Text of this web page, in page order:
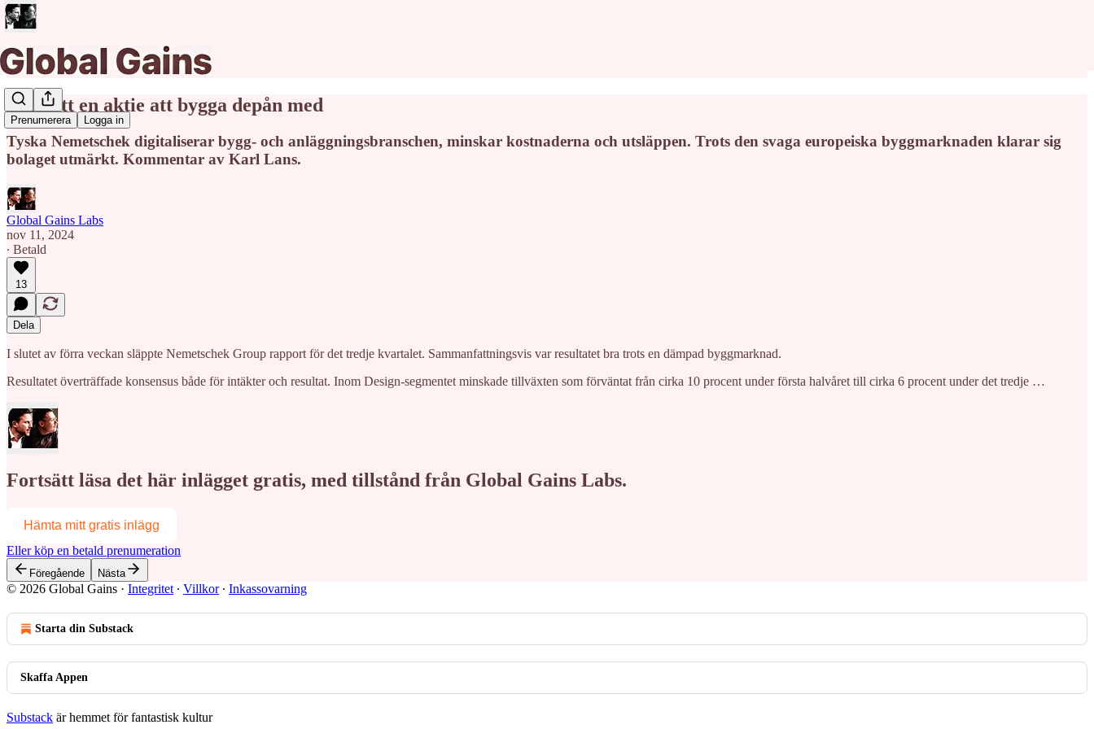
Prenumerera Logga in
Fortsatt en aktie att bygga depån med
Tyska Nemetschek digitaliserar bygg- och anläggningsbranschen, minskar kostnaderna och utsläppen. Trots den svaga europeiska byggmarknaden klarar sig
bolaget utmärkt. Kommentar av Karl Lans.
Global Gains Labs
nov 11, 2024
∙ Betald
13
Dela
I slutet av förra veckan släppte Nemetschek Group rapport för det tredje kvartalet. Sammanfattningsvis var resultatet bra trots en dämpad byggmarknad.
Resultatet överträffade konsensus både för intäkter och resultat. Inom Design-segmentet minskade tillväxten som förväntat från cirka 10 procent under första halvåret till cirka 6 procent under det tredje …
Fortsätt läsa det här inlägget gratis, med tillstånd från Global Gains Labs.
Hämta mitt gratis inlägg
Eller köp en betald prenumeration
Föregående Nästa
© 2026 Global Gains · Integritet ∙ Villkor∙ Inkassovarning
Starta din Substack
Skaffa Appen
Substack är hemmet för fantastisk kultur